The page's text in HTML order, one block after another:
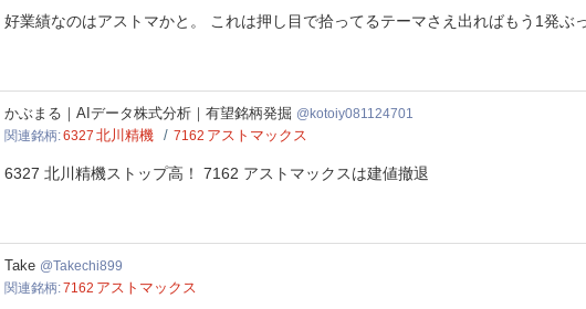
好業績なのはアストマかと。 これは押し目で拾ってるテーマさえ出ればもう1発
kotoiy081124701
かぶまる｜AIデータ株式分析｜有望銘柄発掘 kotoiy081124701
関連銘柄 6327 北川精機 7162 アストマックス
6327 北川精機ストップ高！ 7162 アストマックスは建値撤退
Takechi899
Take Takechi899
関連銘柄 7162 アストマックス